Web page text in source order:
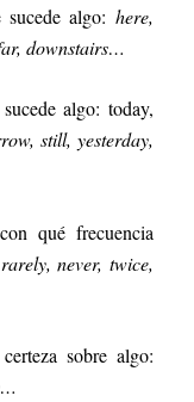
sucede algo: here,
downstairs…
algo: today,
still, yesterday,
qué frecuencia
never, twice,
sobre algo: